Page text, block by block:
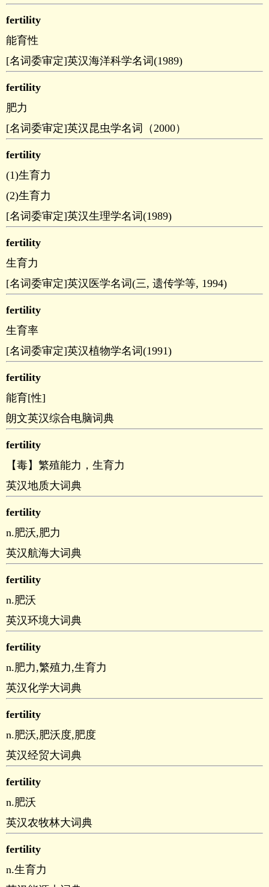
fertility
能育性
[名词委审定]英汉海洋科学名词(1989)
fertility
肥力
[名词委审定]英汉昆虫学名词（2000）
fertility
(1)生育力
(2)生育力
[名词委审定]英汉生理学名词(1989)
fertility
生育力
[名词委审定]英汉医学名词(三, 遗传学等, 1994)
fertility
生育率
[名词委审定]英汉植物学名词(1991)
fertility
能育[性]
朗文英汉综合电脑词典
fertility
【毒】繁殖能力，生育力
英汉地质大词典
fertility
n.肥沃,肥力
英汉航海大词典
fertility
n.肥沃
英汉环境大词典
fertility
n.肥力,繁殖力,生育力
英汉化学大词典
fertility
n.肥沃,肥沃度,肥度
英汉经贸大词典
fertility
n.肥沃
英汉农牧林大词典
fertility
n.生育力